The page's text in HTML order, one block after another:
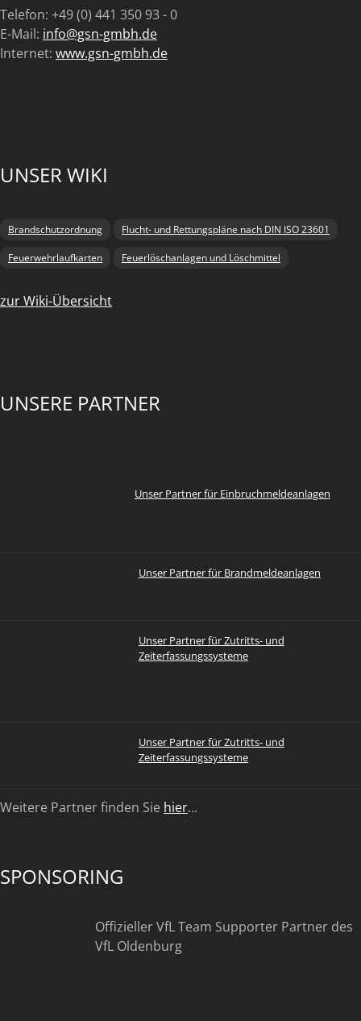
Telefon: +49 (0) 441 350 93 - 0
E-Mail: info@gsn-gmbh.de
Internet: www.gsn-gmbh.de
UNSER WIKI
Brandschutzordnung Flucht- und Rettungspläne nach DIN ISO 23601
Feuerwehrlaufkarten Feuerlöschanlagen und Löschmittel
zur Wiki-Übersicht
UNSERE PARTNER
Unser Partner für Einbruchmeldeanlagen
Unser Partner für Brandmeldeanlagen
Unser Partner für Zutritts- und
Zeiterfassungssysteme
Unser Partner für Zutritts- und
Zeiterfassungssysteme
Weitere Partner finden Sie hier...
SPONSORING
Offizieller VfL Team Supporter Partner des
VfL Oldenburg